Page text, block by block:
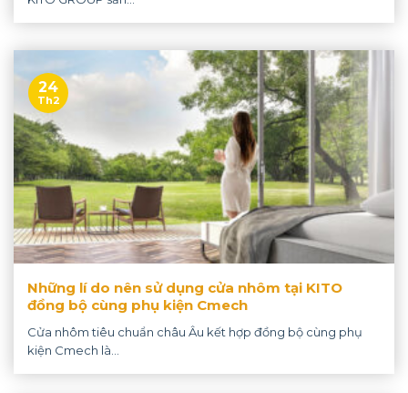
Những lí do nên sử dụng cửa nhôm tại KITO
đồng bộ cùng phụ kiện Cmech
Cửa nhôm tiêu chuẩn châu Âu kết hợp đồng bộ cùng phụ
kiện Cmech là...
24
Th2